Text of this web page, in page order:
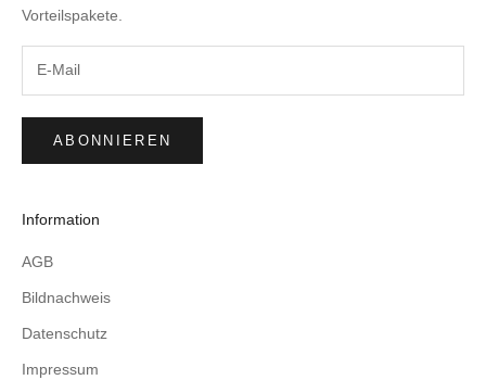
Vorteilspakete.
ABONNIEREN
Information
AGB
Bildnachweis
Datenschutz
Impressum